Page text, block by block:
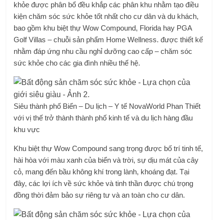
khỏe được phân bổ đều khắp các phân khu nhằm tạo điều
kiện chăm sóc sức khỏe tốt nhất cho cư dân và du khách,
bao gồm khu biệt thự Wow Compound, Florida hay PGA
Golf Villas – chuỗi sản phẩm Home Wellness. được thiết kế
nhằm đáp ứng nhu cầu nghỉ dưỡng cao cấp – chăm sóc
sức khỏe cho các gia đình nhiều thế hệ.
Siêu thành phố Biển – Du lịch – Y tế NovaWorld Phan Thiết
với vị thế trở thành thành phố kinh tế và du lịch hàng đầu
khu vực
Khu biệt thự Wow Compound sang trọng được bố trí tinh tế,
hài hòa với màu xanh của biển và trời, sự dịu mát của cây
cỏ, mang đến bầu không khí trong lành, khoáng đạt. Tại
đây, các lợi ích về sức khỏe và tinh thần được chú trọng
đồng thời đảm bảo sự riêng tư và an toàn cho cư dân.